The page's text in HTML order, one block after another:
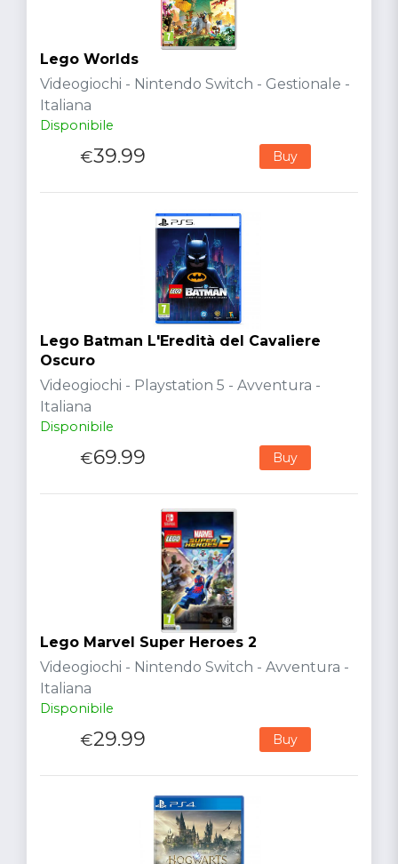
Lego Worlds
Videogiochi - Nintendo Switch - Gestionale -
Italiana
Disponibile
€39.99 Buy
Lego Batman L'Eredità del Cavaliere
Oscuro
Videogiochi - Playstation 5 - Avventura -
Italiana
Disponibile
€69.99 Buy
Lego Marvel Super Heroes 2
Videogiochi - Nintendo Switch - Avventura -
Italiana
Disponibile
€29.99 Buy